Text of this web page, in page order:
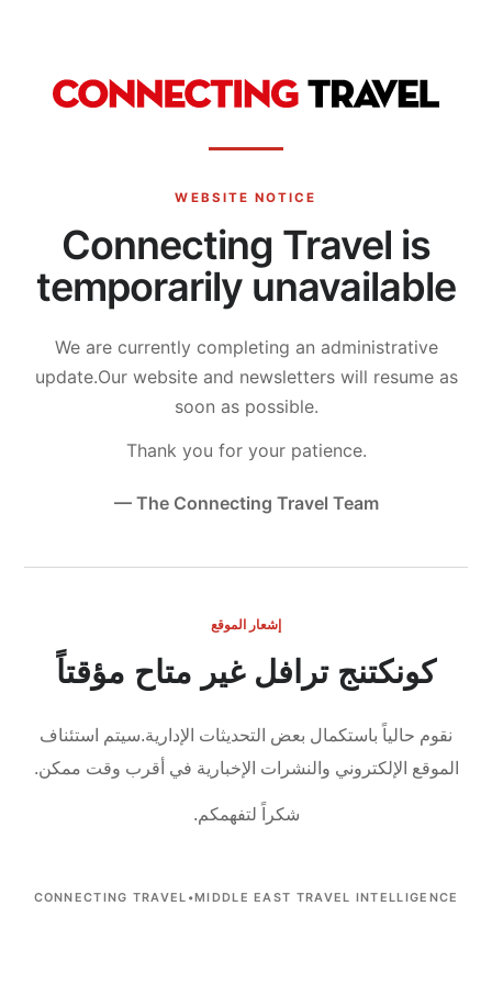
WEBSITE NOTICE
Connecting Travel is
temporarily unavailable
We are currently completing an administrative
update.Our website and newsletters will resume as
soon as possible.
Thank you for your patience.
— The Connecting Travel Team
إشعار الموقع
كونكتنج ترافل غير متاح مؤقتاً
نقوم حالياً باستكمال بعض التحديثات الإدارية.سيتم استئناف
الموقع الإلكتروني والنشرات الإخبارية في أقرب وقت ممكن.
شكراً لتفهمكم.
CONNECTING TRAVEL •MIDDLE EAST TRAVEL INTELLIGENCE